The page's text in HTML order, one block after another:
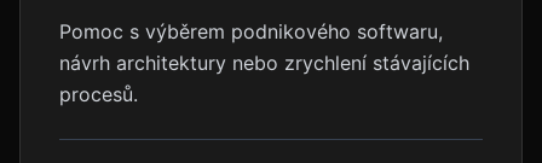
Pomoc s výběrem podnikového softwaru,
návrh architektury nebo zrychlení stávajících
procesů.